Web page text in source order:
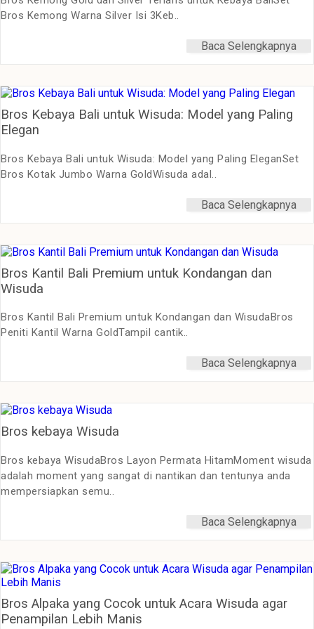
Bros Kemong Warna Silver Isi 3Keb..
Baca Selengkapnya
Bros Kebaya Bali untuk Wisuda: Model yang Paling
Elegan
Bros Kebaya Bali untuk Wisuda: Model yang Paling EleganSet
Bros Kotak Jumbo Warna GoldWisuda adal..
Baca Selengkapnya
Bros Kantil Bali Premium untuk Kondangan dan
Wisuda
Bros Kantil Bali Premium untuk Kondangan dan WisudaBros
Peniti Kantil Warna GoldTampil cantik..
Baca Selengkapnya
Bros kebaya Wisuda
Bros kebaya WisudaBros Layon Permata HitamMoment wisuda
adalah moment yang sangat di nantikan dan tentunya anda
mempersiapkan semu..
Baca Selengkapnya
Bros Alpaka yang Cocok untuk Acara Wisuda agar
Penampilan Lebih Manis